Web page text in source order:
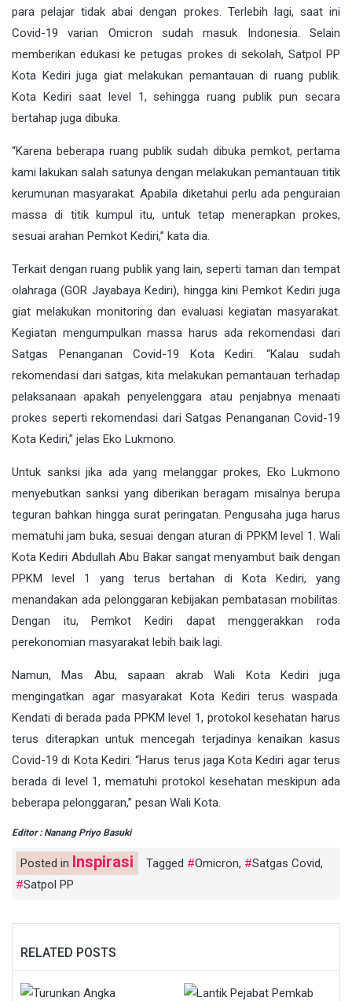
para pelajar tidak abai dengan prokes. Terlebih lagi, saat ini
Covid-19 varian Omicron sudah masuk Indonesia. Selain
memberikan edukasi ke petugas prokes di sekolah, Satpol PP
Kota Kediri juga giat melakukan pemantauan di ruang publik.
Kota Kediri saat level 1, sehingga ruang publik pun secara
bertahap juga dibuka.
“Karena beberapa ruang publik sudah dibuka pemkot, pertama
kami lakukan salah satunya dengan melakukan pemantauan titik
kerumunan masyarakat. Apabila diketahui perlu ada penguraian
massa di titik kumpul itu, untuk tetap menerapkan prokes,
sesuai arahan Pemkot Kediri,” kata dia.
Terkait dengan ruang publik yang lain, seperti taman dan tempat
olahraga (GOR Jayabaya Kediri), hingga kini Pemkot Kediri juga
giat melakukan monitoring dan evaluasi kegiatan masyarakat.
Kegiatan mengumpulkan massa harus ada rekomendasi dari
Satgas Penanganan Covid-19 Kota Kediri. “Kalau sudah
rekomendasi dari satgas, kita melakukan pemantauan terhadap
pelaksanaan apakah penyelenggara atau penjabnya menaati
prokes seperti rekomendasi dari Satgas Penanganan Covid-19
Kota Kediri,” jelas Eko Lukmono.
Untuk sanksi jika ada yang melanggar prokes, Eko Lukmono
menyebutkan sanksi yang diberikan beragam misalnya berupa
teguran bahkan hingga surat peringatan. Pengusaha juga harus
mematuhi jam buka, sesuai dengan aturan di PPKM level 1. Wali
Kota Kediri Abdullah Abu Bakar sangat menyambut baik dengan
PPKM level 1 yang terus bertahan di Kota Kediri, yang
menandakan ada pelonggaran kebijakan pembatasan mobilitas.
Dengan itu, Pemkot Kediri dapat menggerakkan roda
perekonomian masyarakat lebih baik lagi.
Namun, Mas Abu, sapaan akrab Wali Kota Kediri juga
mengingatkan agar masyarakat Kota Kediri terus waspada.
Kendati di berada pada PPKM level 1, protokol kesehatan harus
terus diterapkan untuk mencegah terjadinya kenaikan kasus
Covid-19 di Kota Kediri. “Harus terus jaga Kota Kediri agar terus
berada di level 1, mematuhi protokol kesehatan meskipun ada
beberapa pelonggaran,” pesan Wali Kota.
Editor : Nanang Priyo Basuki
Posted in Inspirasi Tagged Omicron, Satgas Covid,
Satpol PP
RELATED POSTS